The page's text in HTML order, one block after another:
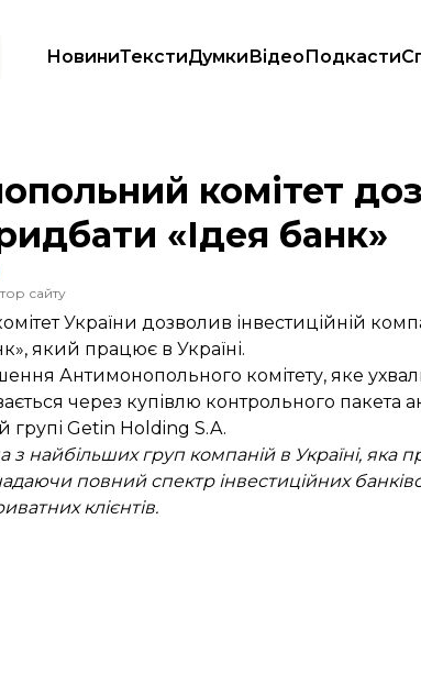
НовиниТекстиДумкиВідеоПодкасти
Dragon Capital придбати «Ідея банк»
комітет
«Ідея банк»
сайту
України дозволив інвестиційній
який працює в Україні.
Антимонопольного комітету, яке
через купівлю контрольного пакета
групі Getin Holding S.A.
найбільших груп компаній в Україні, яка
повний спектр інвестиційних
клієнтів.